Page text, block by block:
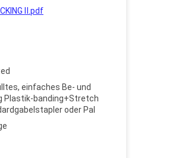
Ⅱ.pdf
einfaches Be- und
Plastik-banding+Stretch
oder Pal